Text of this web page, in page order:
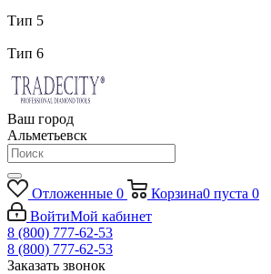
Тип 5
Тип 6
Ваш город
Альметьевск
Отложенные 0 Корзина0 пуста 0
ВойтиМой кабинет
8 (800) 777-62-53
8 (800) 777-62-53
Заказать звонок